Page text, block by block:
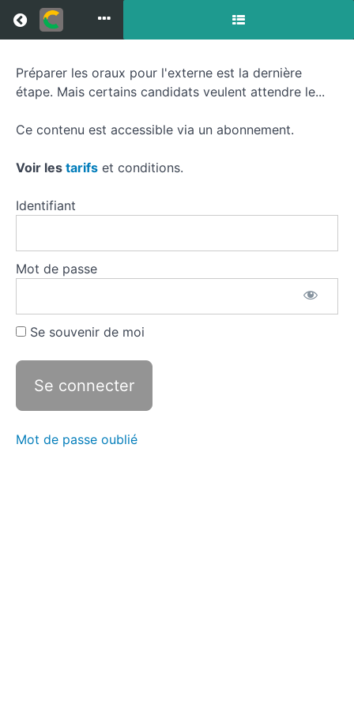
Return to all courses
Préparer
oraux
pour
l'externe
Course
Préparer les oraux pour l'externe est la dernière
étape. Mais certains candidats veulent attendre le...
Ce contenu est accessible via un abonnement.
Voir les tarifs et conditions.
Identifiant
Mot de passe
Se souvenir de moi
Mot de passe oublié